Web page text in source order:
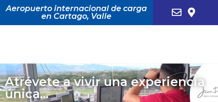
Aeropuerto internacional de carga
en Cartago, Valle
Atrévete a vivir una experiencia
única…